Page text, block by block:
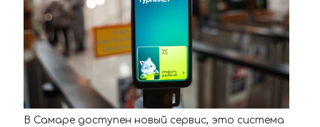
В Самаре доступен новый сервис, это система